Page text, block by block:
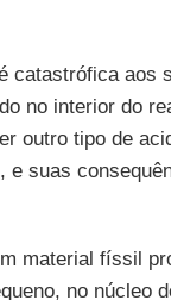
catastrófica aos
no interior do
outro tipo de
e suas
material físsil
no núcleo